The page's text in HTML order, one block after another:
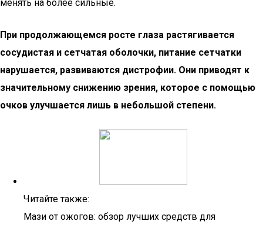
менять на более сильные.
При продолжающемся росте глаза растягивается
сосудистая и сетчатая оболочки, питание сетчатки
нарушается, развиваются дистрофии. Они приводят к
значительному снижению зрения, которое с помощью
очков улучшается лишь в небольшой степени.
Читайте также:
Мази от ожогов: обзор лучших средств для